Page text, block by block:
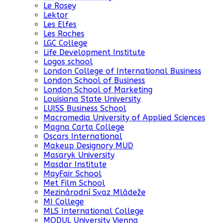
Le Rosey
Lektor
Les Elfes
Les Roches
LGC College
Life Development Institute
Logos school
London College of International Business
London School of Business
London School of Marketing
Louisiana State University
LUISS Business School
Macromedia University of Applied Sciences
Magna Carta College
Oscars International
Makeup Designory MUD
Masaryk University
Masdar Institute
MayFair School
Met Film School
Mezinárodní Svaz Mládeže
MI College
MLS International College
MODUL University Vienna